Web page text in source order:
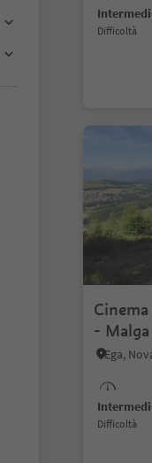
Difficoltà
- Malga
Difficoltà